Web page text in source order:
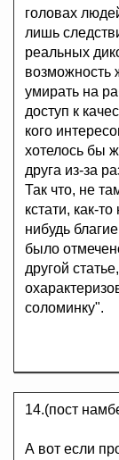
головах
лишь
реальных
возможность
умирать на
доступ к
кого
хотелось бы
друга из-за
Так что, не
кстати, как-
нибудь
было
другой
соломинку".
14.(пост
А вот если